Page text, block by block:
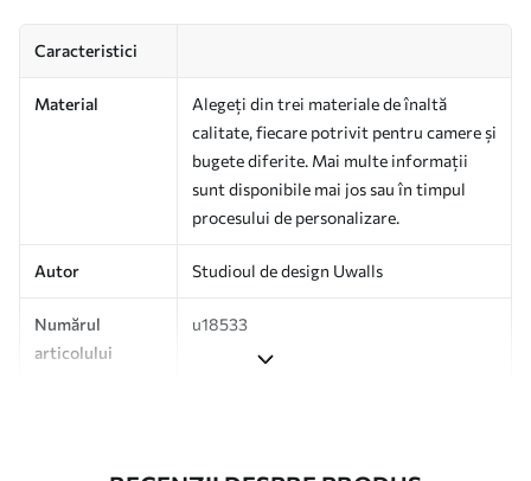
Caracteristici
Material
Alegeți din trei materiale de înaltă
calitate, fiecare potrivit pentru camere și
bugete diferite. Mai multe informații
sunt disponibile mai jos sau în timpul
procesului de personalizare.
Autor Studioul de design Uwalls
Numărul
articolului
u18533